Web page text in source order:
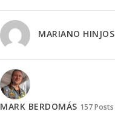
MARIANO HINJOS
MARK BERDOMÁS 157 Posts